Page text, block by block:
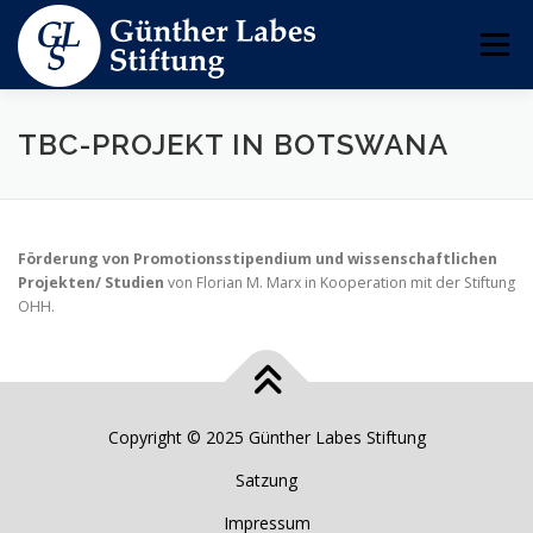
Inhalt
springen
Menü
VORSTELLUNG PROJEKTE BIOGRAFIE
TBC-PROJEKT IN BOTSWANA
Förderung von Promotionsstipendium und wissenschaftlichen
Projekten/ Studien von Florian M. Marx in Kooperation mit der Stiftung
OHH.
Copyright © 2025 Günther Labes Stiftung
Satzung
Impressum